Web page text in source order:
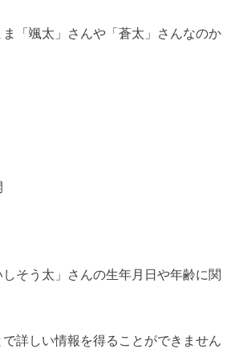
「颯太」さんや「蒼太」さんなのか
そう太」さんの生年月日や年齢に関
詳しい情報を得ることができません